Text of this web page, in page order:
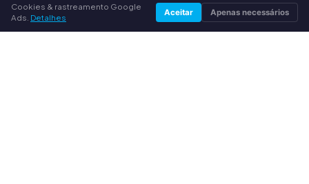
Todas as marcas principais
Preços de compra justos
Cookies & rastreamento Google
Ads. Detalhes Aceitar Apenas necessários